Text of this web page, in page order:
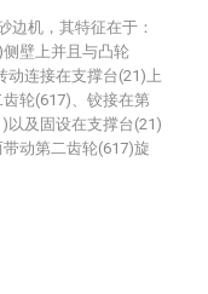
边机，其特征在于：
壁上并且与凸轮
动连接在支撑台(21)上
轮(617)、铰接在第
以及固设在支撑台(21)
动第二齿轮(617)旋